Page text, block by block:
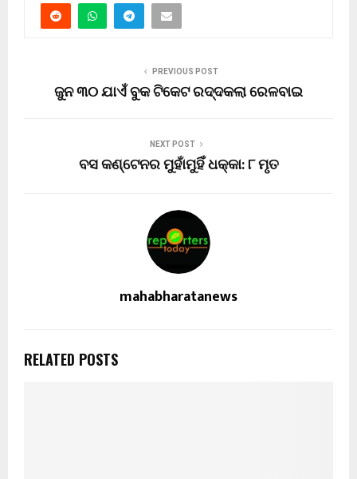
PREVIOUS POST
ଜୁନ ୩୦ ଯାଏଁ ବୁକ ଟିକେଟ ରଦ୍ଦକଲା ରେଳବାଇ
NEXT POST
ବସ କଣ୍ଟେନର ମୁହାଁମୁହିଁ ଧକ୍କା: ୮ ମୃତ
mahabharatanews
RELATED POSTS